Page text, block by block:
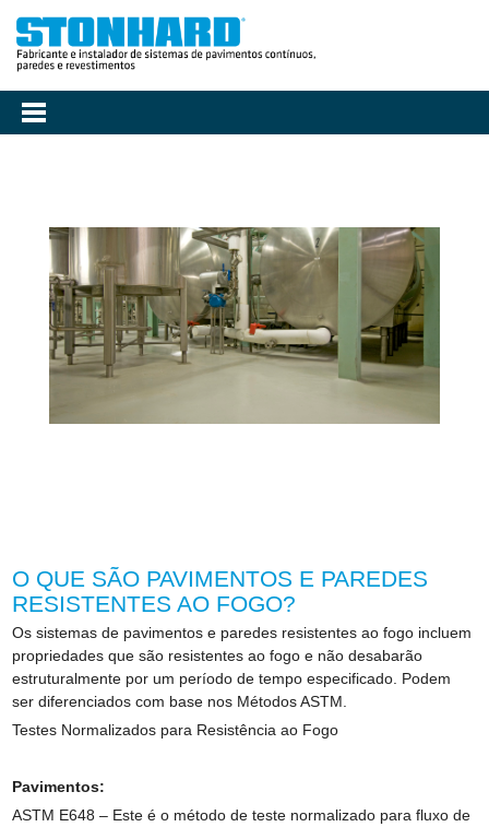
O QUE SÃO PAVIMENTOS E PAREDES
RESISTENTES AO FOGO?
Os sistemas de pavimentos e paredes resistentes ao fogo incluem
propriedades que são resistentes ao fogo e não desabarão
estruturalmente por um período de tempo especificado. Podem
ser diferenciados com base nos Métodos ASTM.
Testes Normalizados para Resistência ao Fogo
Pavimentos:
ASTM E648 – Este é o método de teste normalizado para fluxo de